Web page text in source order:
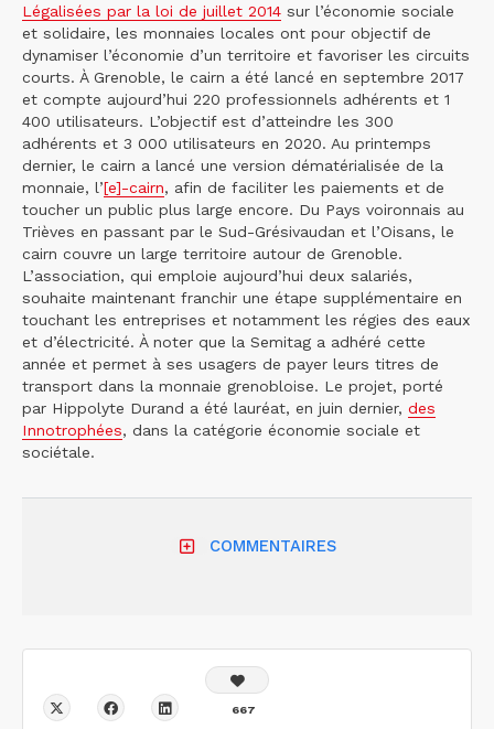
Légalisées par la loi de juillet 2014 sur l’économie sociale
et solidaire, les monnaies locales ont pour objectif de
dynamiser l’économie d’un territoire et favoriser les circuits
courts. À Grenoble, le cairn a été lancé en septembre 2017
et compte aujourd’hui 220 professionnels adhérents et 1
400 utilisateurs. L’objectif est d’atteindre les 300
adhérents et 3 000 utilisateurs en 2020. Au printemps
dernier, le cairn a lancé une version dématérialisée de la
monnaie, l’[e]-cairn, afin de faciliter les paiements et de
toucher un public plus large encore. Du Pays voironnais au
Trièves en passant par le Sud-Grésivaudan et l’Oisans, le
cairn couvre un large territoire autour de Grenoble.
L’association, qui emploie aujourd’hui deux salariés,
souhaite maintenant franchir une étape supplémentaire en
touchant les entreprises et notamment les régies des eaux
et d’électricité. À noter que la Semitag a adhéré cette
année et permet à ses usagers de payer leurs titres de
transport dans la monnaie grenobloise. Le projet, porté
par Hippolyte Durand a été lauréat, en juin dernier, des
Innotrophées, dans la catégorie économie sociale et
sociétale.
COMMENTAIRES
667